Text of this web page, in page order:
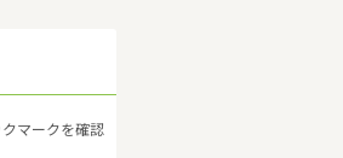
クマークを確認